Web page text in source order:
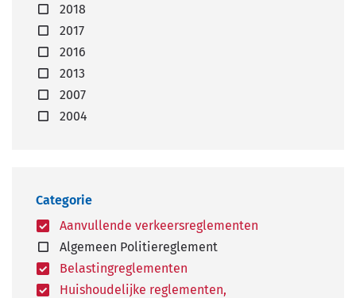
2018
2017
2016
2013
2007
2004
Categorie
Aanvullende verkeersreglementen
Algemeen Politiereglement
Belastingreglementen
Huishoudelijke reglementen,